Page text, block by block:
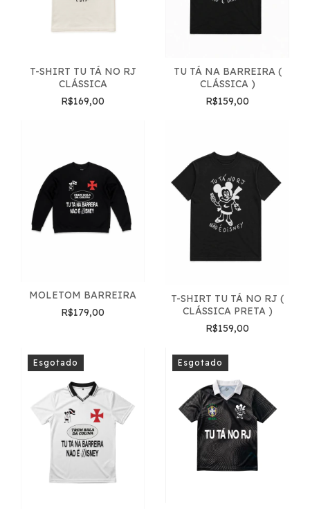
T-SHIRT TU TÁ NO RJ
CLÁSSICA
R$169,00
TU TÁ NA BARREIRA (
CLÁSSICA )
R$159,00
MOLETOM BARREIRA
R$179,00
T-SHIRT TU TÁ NO RJ (
CLÁSSICA PRETA )
R$159,00
Esgotado Esgotado